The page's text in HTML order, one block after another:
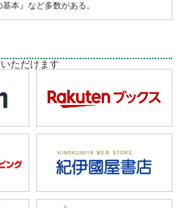
本』など多数がある。
ただけます